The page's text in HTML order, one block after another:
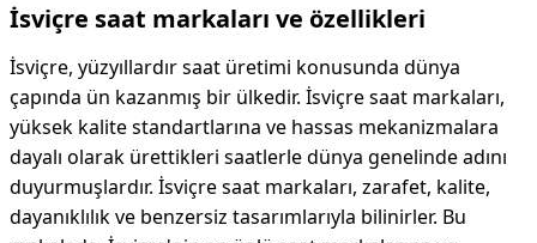
İsviçre saat markaları ve özellikleri
İsviçre, yüzyıllardır saat üretimi konusunda dünya
çapında ün kazanmış bir ülkedir. İsviçre saat markaları,
yüksek kalite standartlarına ve hassas mekanizmalara
dayalı olarak ürettikleri saatlerle dünya genelinde adını
duyurmuşlardır. İsviçre saat markaları, zarafet, kalite,
dayanıklılık ve benzersiz tasarımlarıyla bilinirler. Bu